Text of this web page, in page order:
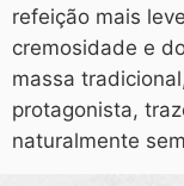
refeição mais
cremosidade e
massa
protagonista,
naturalmente